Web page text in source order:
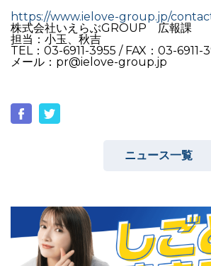
https://www.ielove-group.jp/
株式会社いえらぶGROUP 広報課
担当：小玉、秋吉
TEL：03-6911-3955 / FAX：03-6911-
メール：pr@ielove-group.jp
ニュース一覧